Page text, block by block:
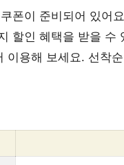
폰이 준비되어 있어
할인 혜택을 받을 수
이용해 보세요. 선착